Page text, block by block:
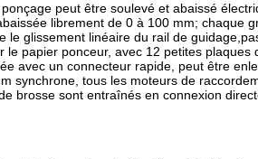
peut être soulevé et abaissé
librement de 0 à 100 mm; chaque
glissement linéaire du rail de
papier ponceur, avec 12 petites
avec un connecteur rapide, peut être
synchrone, tous les moteurs de
sont entraînés en connexion